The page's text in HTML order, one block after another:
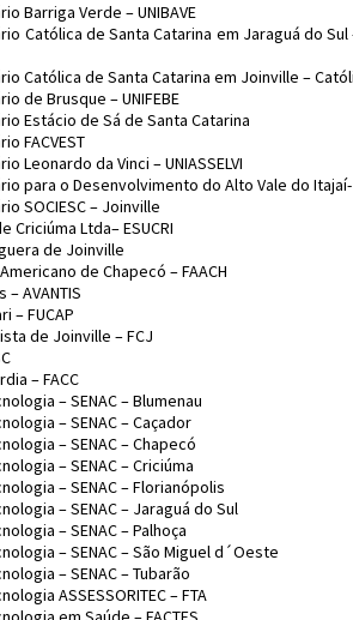
Barriga Verde – UNIBAVE
Católica de Santa Catarina em Jaraguá do Sul
Católica de Santa Catarina em Joinville –
de Brusque – UNIFEBE
Estácio de Sá de Santa Catarina
FACVEST
Leonardo da Vinci – UNIASSELVI
para o Desenvolvimento do Alto Vale do Itajaí-
SOCIESC – Joinville
Ltda– ESUCRI
de Joinville
de Chapecó – FAACH
AVANTIS
– FUCAP
de Joinville – FCJ
– FACC
– SENAC – Blumenau
– SENAC – Caçador
– SENAC – Chapecó
– SENAC – Criciúma
– SENAC – Florianópolis
– SENAC – Jaraguá do Sul
– SENAC – Palhoça
– SENAC – São Miguel d´Oeste
– SENAC – Tubarão
ASSESSORITEC – FTA